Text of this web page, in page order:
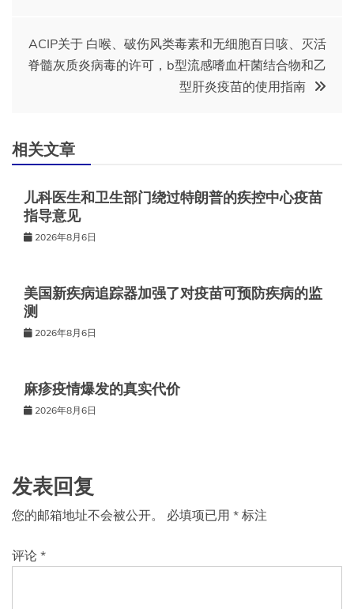
导
ACIP关于 白喉、破伤风类毒素和无细胞百日咳、灭活
脊髓灰质炎病毒的许可，b型流感嗜血杆菌结合物和乙
型肝炎疫苗的使用指南
相关文章
儿科医生和卫生部门绕过特朗普的疾控中心疫苗
指导意见
2026年8月6日
美国新疾病追踪器加强了对疫苗可预防疾病的监
测
2026年8月6日
麻疹疫情爆发的真实代价
2026年8月6日
发表回复
您的邮箱地址不会被公开。 必填项已用 * 标注
评论 *